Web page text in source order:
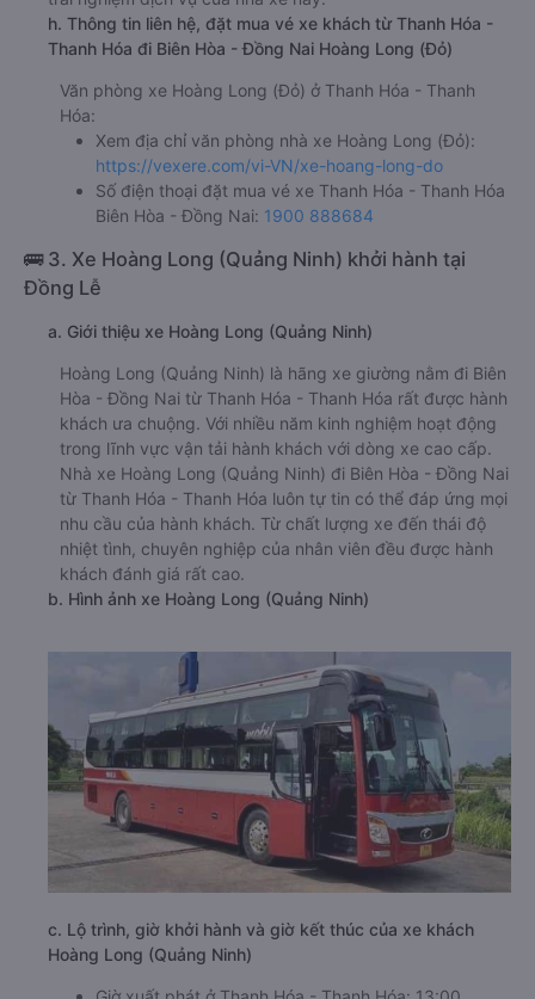
h. Thông tin liên hệ, đặt mua vé xe khách từ Thanh Hóa -
Thanh Hóa đi Biên Hòa - Đồng Nai Hoàng Long (Đỏ)
Văn phòng xe Hoàng Long (Đỏ) ở Thanh Hóa - Thanh
Hóa:
Xem địa chỉ văn phòng nhà xe Hoàng Long (Đỏ):
https://vexere.com/vi-VN/xe-hoang-long-do
Số điện thoại đặt mua vé xe Thanh Hóa - Thanh Hóa
Biên Hòa - Đồng Nai: 1900 888684
🚌 3. Xe Hoàng Long (Quảng Ninh) khởi hành tại
Đồng Lễ
a. Giới thiệu xe Hoàng Long (Quảng Ninh)
Hoàng Long (Quảng Ninh) là hãng xe giường nằm đi Biên
Hòa - Đồng Nai từ Thanh Hóa - Thanh Hóa rất được hành
khách ưa chuộng. Với nhiều năm kinh nghiệm hoạt động
trong lĩnh vực vận tải hành khách với dòng xe cao cấp.
Nhà xe Hoàng Long (Quảng Ninh) đi Biên Hòa - Đồng Nai
từ Thanh Hóa - Thanh Hóa luôn tự tin có thể đáp ứng mọi
nhu cầu của hành khách. Từ chất lượng xe đến thái độ
nhiệt tình, chuyên nghiệp của nhân viên đều được hành
khách đánh giá rất cao.
b. Hình ảnh xe Hoàng Long (Quảng Ninh)
c. Lộ trình, giờ khởi hành và giờ kết thúc của xe khách
Hoàng Long (Quảng Ninh)